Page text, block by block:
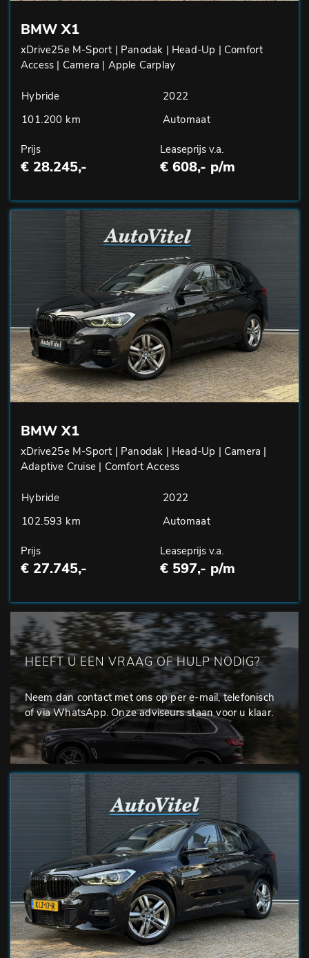
BMW X1
xDrive25e M-Sport | Panodak | Head-Up | Comfort
Access | Camera | Apple Carplay
Hybride
2022
101.200 km
Automaat
Prijs
€ 28.245,-
Leaseprijs v.a.
€ 608,- p/m
BMW X1
xDrive25e M-Sport | Panodak | Head-Up | Camera |
Adaptive Cruise | Comfort Access
Hybride
2022
102.593 km
Automaat
Prijs
€ 27.745,-
Leaseprijs v.a.
€ 597,- p/m
HEEFT U EEN VRAAG OF HULP NODIG?
Neem dan contact met ons op per e-mail, telefonisch
of via WhatsApp. Onze adviseurs staan voor u klaar.